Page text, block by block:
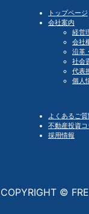
トップページ
会社案内
経営
会社
沿革
社会
代表
個人
よくあるご質
不動産投資コ
採用情報
COPYRIGHT ©